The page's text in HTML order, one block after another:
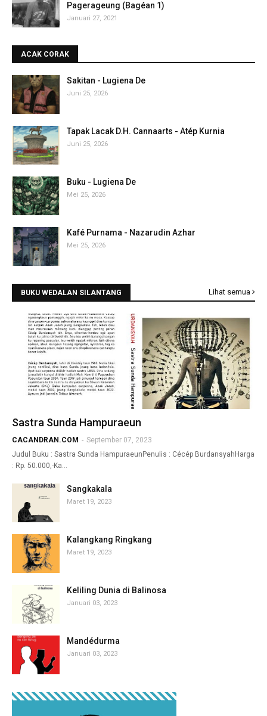
Pagerageung (Bagéan 1)
Januari 27, 2021
ACAK CORAK
Sakitan - Lugiena De
Juni 25, 2026
Tapak Lacak D.H. Cannaarts - Atép Kurnia
Juni 25, 2026
Buku - Lugiena De
Mei 25, 2026
Kafé Purnama - Nazarudin Azhar
Mei 25, 2026
BUKU WEDALAN SILANTANG Lihat semua
Sastra Sunda Hampuraeun
CACANDRAN.COM - September 07, 2023
Judul Buku : Sastra Sunda HampuraeunPenulis : Cécép BurdansyahHarga
: Rp. 50.000,-Ka…
Sangkakala
Maret 19, 2023
Kalangkang Ringkang
Maret 19, 2023
Keliling Dunia di Balinosa
Januari 03, 2023
Mandédurma
Januari 03, 2023